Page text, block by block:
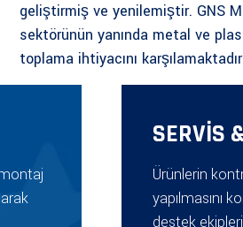
geliştirmiş ve yenilemiştir. GNS
sektörünün yanında metal ve
toplama ihtiyacını
SERVİS
Ürünlerin
yapılmasını
destek